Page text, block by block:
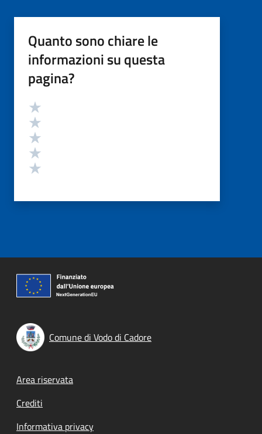
Quanto sono chiare le
informazioni su questa
pagina?
Valutazione
Comune di Vodo di Cadore
Footer menu
Area riservata
Crediti
Informativa privacy